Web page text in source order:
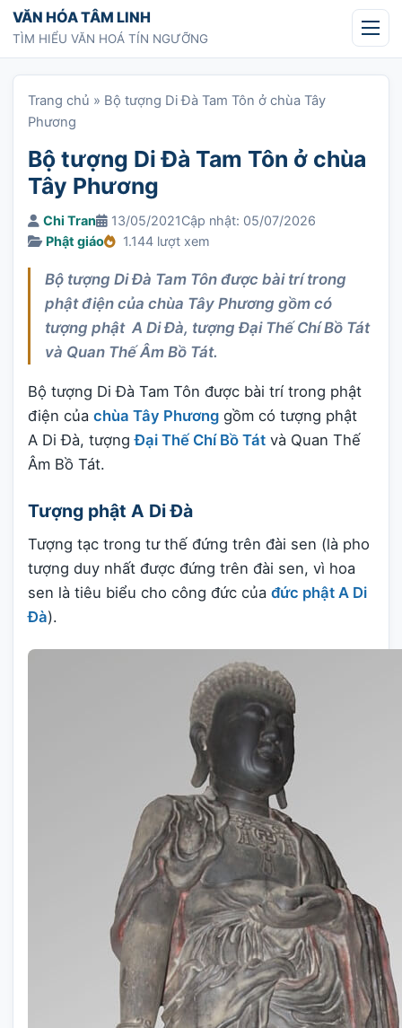
Chuyển tới nội dung
VĂN HÓA TÂM LINH
TÌM HIỂU VĂN HOÁ TÍN NGƯỠNG
Trang chủ » Bộ tượng Di Đà Tam Tôn ở chùa Tây
Phương
Bộ tượng Di Đà Tam Tôn ở chùa
Tây Phương
Chi Tran 13/05/2021Cập nhật: 05/07/2026
Phật giáo
1.144 lượt xem
Bộ tượng Di Đà Tam Tôn được bài trí trong
phật điện của chùa Tây Phương gồm có
tượng phật A Di Đà, tượng Đại Thế Chí Bồ Tát
và Quan Thế Âm Bồ Tát.
Bộ tượng Di Đà Tam Tôn được bài trí trong phật
điện của chùa Tây Phương gồm có tượng phật
A Di Đà, tượngĐại Thế Chí Bồ Tát và Quan Thế
Âm Bồ Tát.
Tượng phật A Di Đà
Tượng tạc trong tư thế đứng trên đài sen (là pho
tượng duy nhất được đứng trên đài sen, vì hoa
sen là tiêu biểu cho công đức của đức phật A Di
Đà).